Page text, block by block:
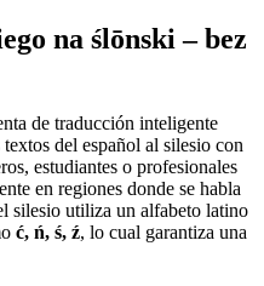
na ślōnski – bez
de traducción inteligente
del español al silesio con
estudiantes o profesionales
en regiones donde se habla
silesio utiliza un alfabeto latino
ć, ń, ś, ź, lo cual garantiza una